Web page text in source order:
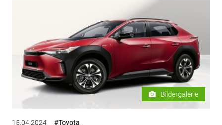
Bildergalerie
15.04.2024 #Toyota